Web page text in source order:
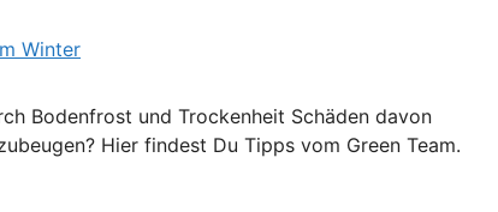
Bodenfrost und Trockenheit Schäden davon
Hier findest Du Tipps vom Green Team.